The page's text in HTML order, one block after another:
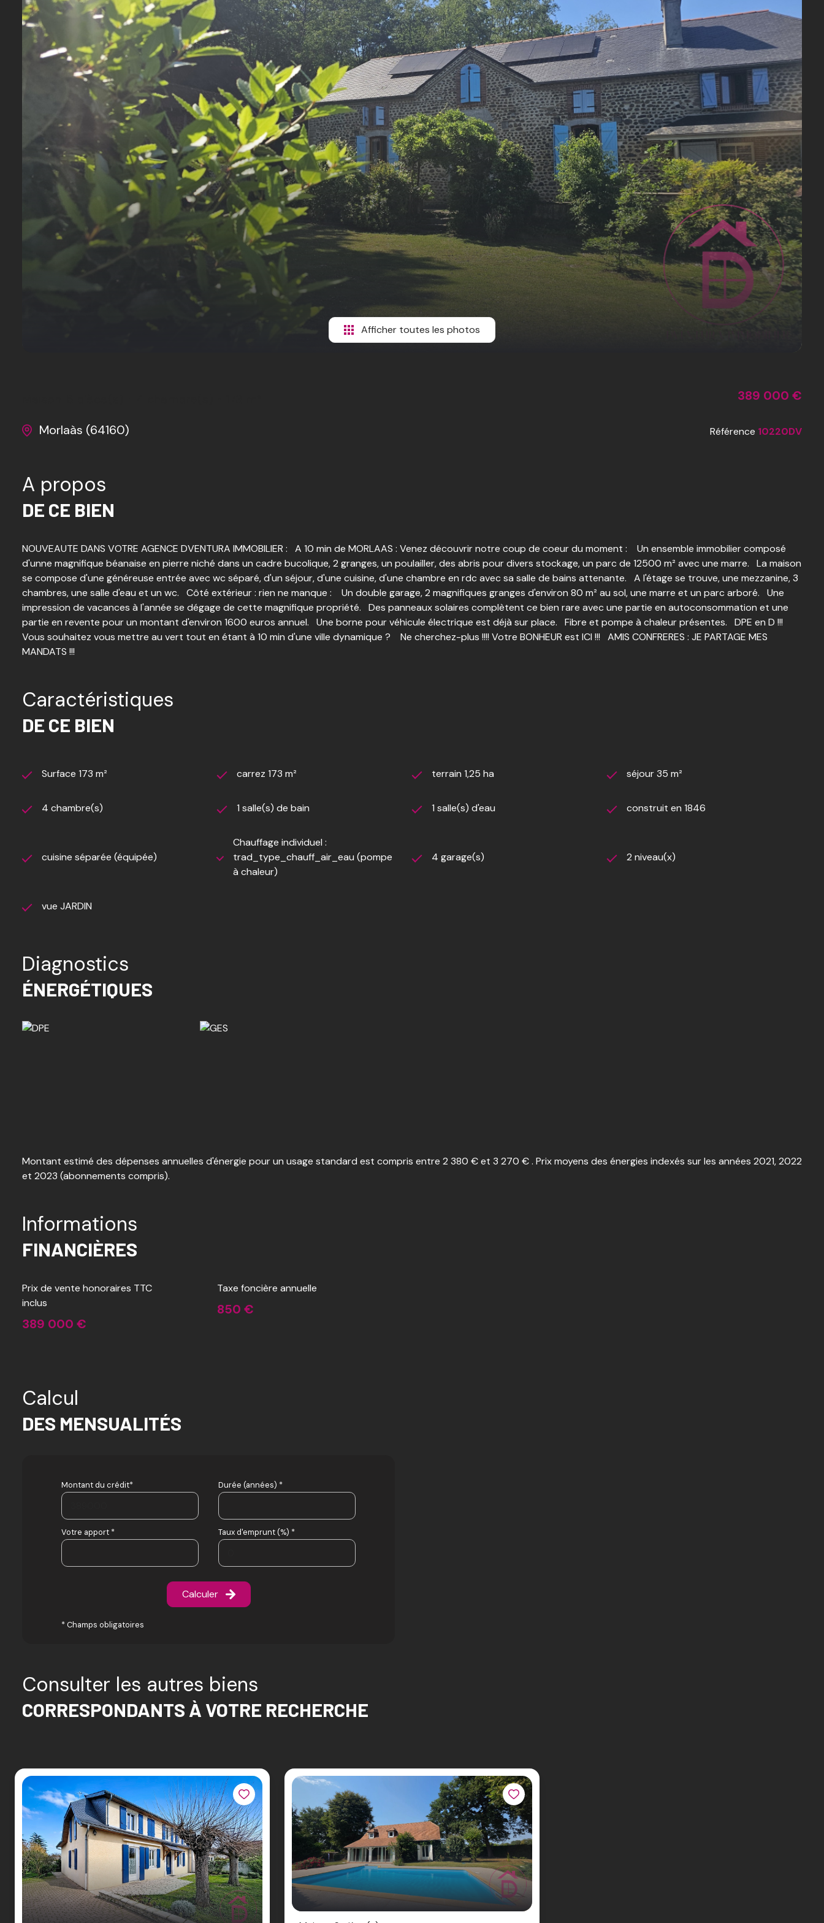
CONTACTEZ-
NOUS
REJOIGNEZ-
Afficher toutes les photos
Morlaàs (64160)
389 000 €
Référence 10220DV
A propos
DE CE BIEN
NOUVEAUTE DANS VOTRE AGENCE DVENTURA IMMOBILIER : A 10 min de MORLAAS : Venez découvrir notre coup de coeur du moment : Un ensemble immobilier composé
d'unne magnifique béanaise en pierre niché dans un cadre bucolique, 2 granges, un poulailler, des abris pour divers stockage, un parc de 12500 m² avec une marre. La maison
se compose d'une généreuse entrée avec wc séparé, d'un séjour, d'une cuisine, d'une chambre en rdc avec sa salle de bains attenante. A l'étage se trouve, une mezzanine, 3
chambres, une salle d'eau et un wc. Côté extérieur : rien ne manque : Un double garage, 2 magnifiques granges d'environ 80 m² au sol, une marre et un parc arboré. Une
impression de vacances à l'année se dégage de cette magnifique propriété. Des panneaux solaires complètent ce bien rare avec une partie en autoconsommation et une
partie en revente pour un montant d'environ 1600 euros annuel. Une borne pour véhicule électrique est déjà sur place. Fibre et pompe à chaleur présentes. DPE en D !!!
Vous souhaitez vous mettre au vert tout en étant à 10 min d'une ville dynamique ? Ne cherchez-plus !!!! Votre BONHEUR est ICI !!! AMIS CONFRERES : JE PARTAGE MES
MANDATS !!!
Caractéristiques
DE CE BIEN
Surface 173 m² carrez 173 m² terrain 1,25 ha séjour 35 m²
4 chambre(s) 1 salle(s) de bain 1 salle(s) d'eau construit en 1846
cuisine séparée (équipée)
Chauffage individuel :
trad_type_chauff_air_eau (pompe
à chaleur)
4 garage(s) 2 niveau(x)
vue JARDIN
Diagnostics
ÉNERGÉTIQUES
Montant estimé des dépenses annuelles d'énergie pour un usage standard est compris entre 2 380 € et 3 270 € . Prix moyens des énergies indexés sur les années 2021, 2022
et 2023 (abonnements compris).
Informations
FINANCIÈRES
Prix de vente honoraires TTC
inclus
389 000 €
Taxe foncière annuelle
850 €
Calcul
DES MENSUALITÉS
Montant du crédit* Durée (années) *
Votre apport * Taux d'emprunt (%) *
Calculer
* Champs obligatoires
Consulter les autres biens
CORRESPONDANTS À VOTRE RECHERCHE